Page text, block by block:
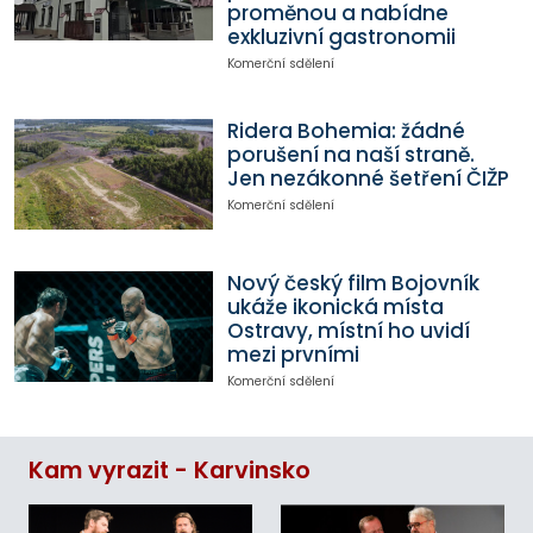
proměnou a nabídne
exkluzivní gastronomii
Komerční sdělení
Ridera Bohemia: žádné
porušení na naší straně.
Jen nezákonné šetření ČIŽP
Komerční sdělení
Nový český film Bojovník
ukáže ikonická místa
Ostravy, místní ho uvidí
mezi prvními
Komerční sdělení
Kam vyrazit - Karvinsko